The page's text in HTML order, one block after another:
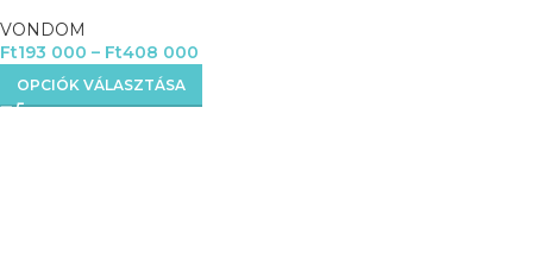
VONDOM
Ft193 000 – Ft408 000
OPCIÓK VÁLASZTÁSA